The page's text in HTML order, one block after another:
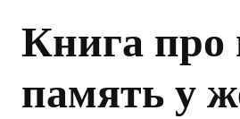
Книга про
память у